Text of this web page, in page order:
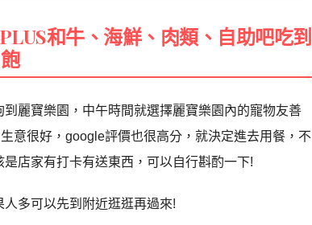
和牛、海鮮、肉類、自助吧吃到
飽
麗寶樂園，中午時間就選擇麗寶樂園內的寵物友善
意很好，google評價也很高分，就決定進去用餐，不
店家有打卡有送東西，可以自行斟酌一下!
多可以先到附近逛逛再過來!